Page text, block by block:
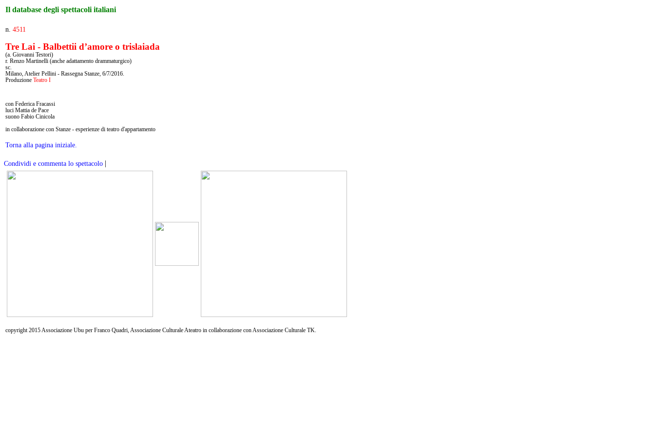
Il database degli spettacoli italiani
n. 4511
Tre Lai - Balbettii d’amore o trislaiada
(a. Giovanni Testori)
r. Renzo Martinelli (anche adattamento drammaturgico)
sc.
Milano, Atelier Pellini - Rassegna Stanze, 6/7/2016.
Produzione Teatro I
con Federica Fracassi
luci Mattia de Pace
suono Fabio Cinicola
in collaborazione con Stanze - esperienze di teatro d'appartamento
Torna alla pagina iniziale.
Condividi e commenta lo spettacolo |
copyright 2015 Associazione Ubu per Franco Quadri, Associazione Culturale Ateatro in collaborazione con Associazione Culturale TK.